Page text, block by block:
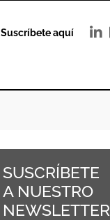
Suscríbete aquí
SUSCRÍBETE
A NUESTRO
NEWSLETTER